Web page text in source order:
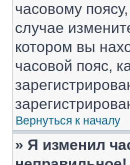
часовому
случае
котором вы
часовой пояс,
Вернуться к началу
» Я изменил